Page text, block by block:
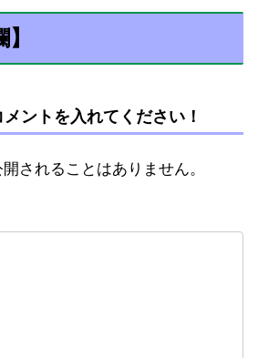
ントを入れてください！
されることはありません。